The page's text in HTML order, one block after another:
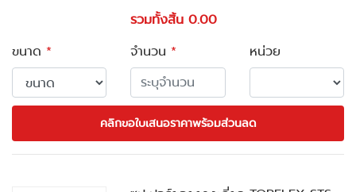
รวมทั้งสิ้น 0.00
ขนาด * จำนวน * หน่วย
คลิกขอใบเสนอราคาพร้อมส่วนลด